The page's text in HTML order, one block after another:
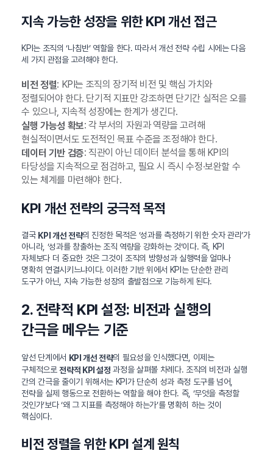
지속 가능한 성장을 위한 KPI 개선 접근
KPI는 조직의 ‘나침반’ 역할을 한다. 따라서 개선 전략 수립 시에는 다음
세 가지 관점을 고려해야 한다.
비전 정렬: KPI는 조직의 장기적 비전 및 핵심 가치와
정렬되어야 한다. 단기적 지표만 강조하면 단기간 실적은 오를
수 있으나, 지속적 성장에는 한계가 생긴다.
실행 가능성 확보: 각 부서의 자원과 역량을 고려해
현실적이면서도 도전적인 목표 수준을 조정해야 한다.
데이터 기반 검증: 직관이 아닌 데이터 분석을 통해 KPI의
타당성을 지속적으로 점검하고, 필요 시 즉시 수정·보완할 수
있는 체계를 마련해야 한다.
KPI 개선 전략의 궁극적 목적
결국 KPI 개선 전략의 진정한 목적은 ‘성과를 측정하기 위한 숫자 관리’가
아니라, ‘성과를 창출하는 조직 역량을 강화하는 것’이다. 즉, KPI
자체보다 더 중요한 것은 그것이 조직의 방향성과 실행력을 얼마나
명확히 연결시키느냐이다. 이러한 기반 위에서 KPI는 단순한 관리
도구가 아닌, 지속 가능한 성장의 출발점으로 기능하게 된다.
2. 전략적 KPI 설정: 비전과 실행의
간극을 메우는 기준
앞선 단계에서 KPI 개선 전략의 필요성을 인식했다면, 이제는
구체적으로전략적 KPI 설정 과정을 살펴볼 차례다. 조직의 비전과 실행
간의 간극을 줄이기 위해서는 KPI가 단순히 성과 측정 도구를 넘어,
전략을 실제 행동으로 전환하는 역할을 해야 한다. 즉, ‘무엇을 측정할
것인가’보다 ‘왜 그 지표를 측정해야 하는가’를 명확히 하는 것이
핵심이다.
비전 정렬을 위한 KPI 설계 원칙